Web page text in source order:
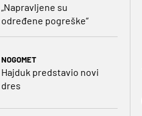
„Napravljene su
određene pogreške“
NOGOMET
Hajduk predstavio novi
dres